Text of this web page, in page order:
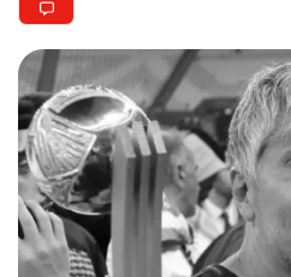
9
🪱 "Мы думаем, что
представление о жизни
2328 0 12
10
💬 Прокуроры подали в
смягчении наказания
Александры Алёховой
0 29